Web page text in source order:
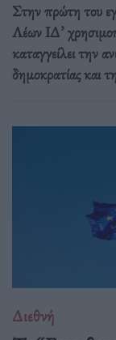
Στην πρώτη του
Λέων ΙΔ’
καταγγείλει την
δημοκρατίας και
Διεθνή